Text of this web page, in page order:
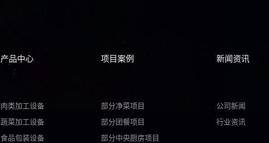
产品中心
肉类加工设备
蔬菜加工设备
食品包装设备
项目案例
部分净菜项目
部分团餐项目
部分中央厨房项目
新闻资讯
公司新闻
行业资讯